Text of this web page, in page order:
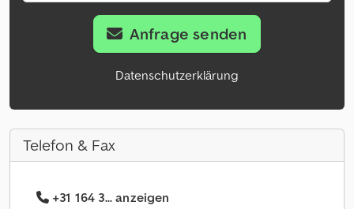
Anfrage senden
Datenschutzerklärung
Telefon & Fax
+31 164 3... anzeigen